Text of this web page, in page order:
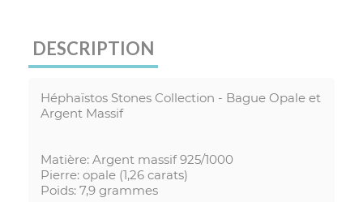
DESCRIPTION
Héphaïstos Stones Collection - Bague Opale et
Argent Massif
Matière: Argent massif 925/1000
Pierre: opale (1,26 carats)
Poids: 7,9 grammes